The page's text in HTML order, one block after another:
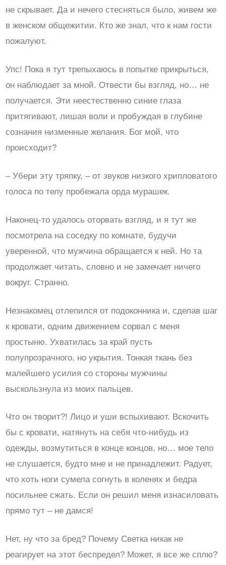
не скрывает. Да и нечего стесняться было, живем же
в женском общежитии. Кто же знал, что к нам гости
пожалуют.
Упс! Пока я тут трепыхаюсь в попытке прикрыться,
он наблюдает за мной. Отвести бы взгляд, но… не
получается. Эти неестественно синие глаза
притягивают, лишая воли и пробуждая в глубине
сознания низменные желания. Бог мой, что
происходит?
– Убери эту тряпку, – от звуков низкого хрипловатого
голоса по телу пробежала орда мурашек.
Наконец-то удалось оторвать взгляд, и я тут же
посмотрела на соседку по комнате, будучи
уверенной, что мужчина обращается к ней. Но та
продолжает читать, словно и не замечает ничего
вокруг. Странно.
Незнакомец отлепился от подоконника и, сделав шаг
к кровати, одним движением сорвал с меня
простыню. Ухватилась за край пусть
полупрозрачного, но укрытия. Тонкая ткань без
малейшего усилия со стороны мужчины
выскользнула из моих пальцев.
Что он творит?! Лицо и уши вспыхивают. Вскочить
бы с кровати, натянуть на себя что-нибудь из
одежды, возмутиться в конце концов, но… мое тело
не слушается, будто мне и не принадлежит. Радует,
что хоть ноги сумела согнуть в коленях и бедра
посильнее сжать. Если он решил меня изнасиловать
прямо тут – не дамся!
Нет, ну что за бред? Почему Светка никак не
реагирует на этот беспредел? Может, я все же сплю?